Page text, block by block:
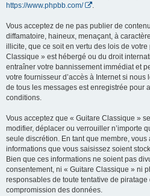
https://www.phpbb.com/
Vous acceptez de ne pas publier de
diffamatoire, haineux, menaçant, à
illicite, que ce soit en vertu des lois de
Classique » est hébergé ou du droit
entraîner votre bannissement immédiat et
votre fournisseur d’accès à Internet si nous
de tous les messages est enregistrée pour
conditions.
Vous acceptez que « Guitare Classique »
modifier, déplacer ou verrouiller n’importe
seule discrétion. En tant que membre, vous
informations que vous saisissez soient
Bien que ces informations ne soient pas
consentement, ni « Guitare Classique » ni
responsables de toute tentative de
compromission des données.